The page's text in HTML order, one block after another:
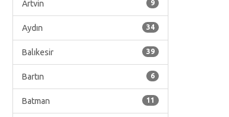
9
Artvin
34
Aydın
39
Balıkesir
6
Bartın
11
Batman